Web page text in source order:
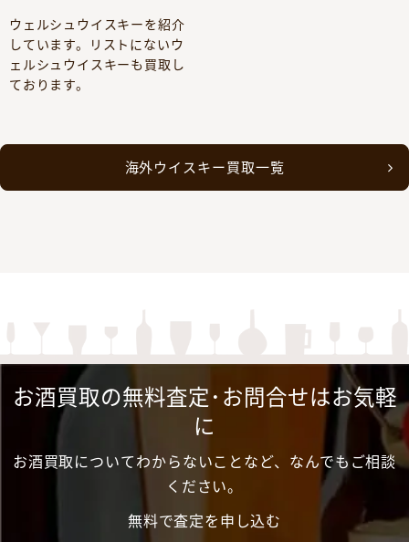
ウェルシュウイスキーを紹介
しています。リストにないウ
ェルシュウイスキーも買取し
ております。
海外ウイスキー買取一覧
お酒買取の無料査定･お問合せはお気軽
に
お酒買取についてわからないことなど、なんでもご相談
ください。
無料で査定を申し込む